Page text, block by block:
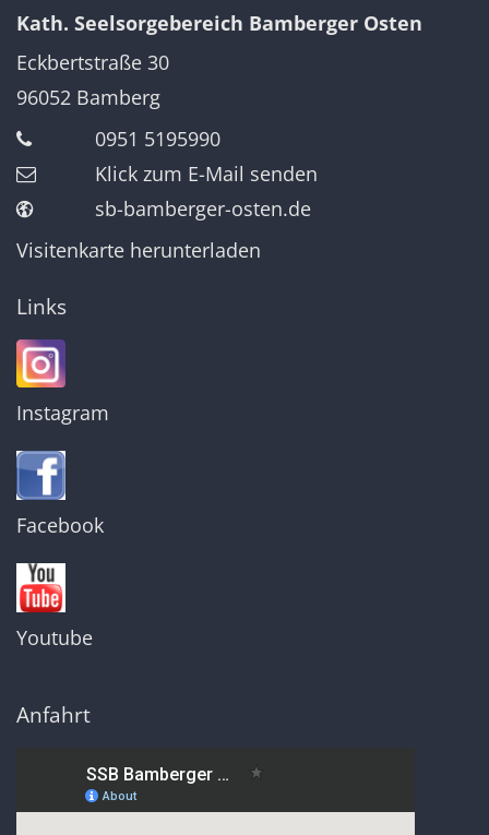
Kath. Seelsorgebereich Bamberger Osten
Eckbertstraße 30
96052 Bamberg
0951 5195990
Klick zum E-Mail senden
sb-bamberger-osten.de
Visitenkarte herunterladen
Links
Instagram
Facebook
Youtube
Anfahrt